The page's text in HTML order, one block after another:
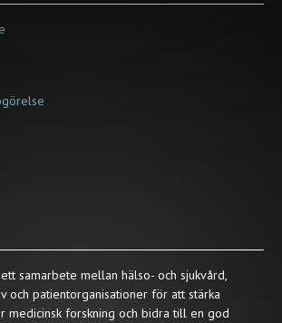
samarbete mellan hälso- och sjukvård,
och patientorganisationer för att stärka
medicinsk forskning och bidra till en god